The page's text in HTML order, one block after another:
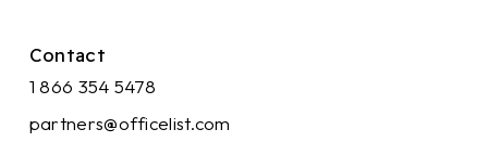
Contact
1 866 354 5478
partners@officelist.com